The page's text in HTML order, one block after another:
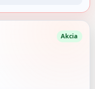
Akcia